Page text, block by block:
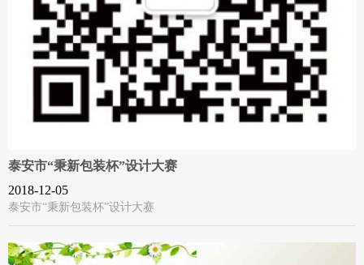
泰安市“秉新包装杯”设计大赛
2018-12-05
泰安市“秉新包装杯”设计大赛